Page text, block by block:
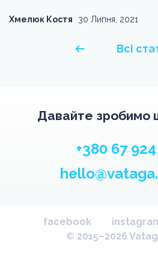
Всі
Хмелюк Костя 30 Липня, 2021
Давайте зробимо
+380 67
© 2015–2026
facebook